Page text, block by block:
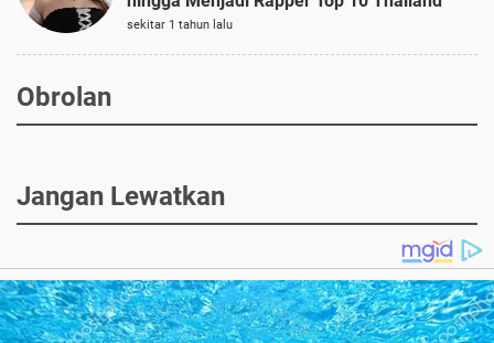
sekitar 1 tahun lalu
Obrolan
Jangan Lewatkan